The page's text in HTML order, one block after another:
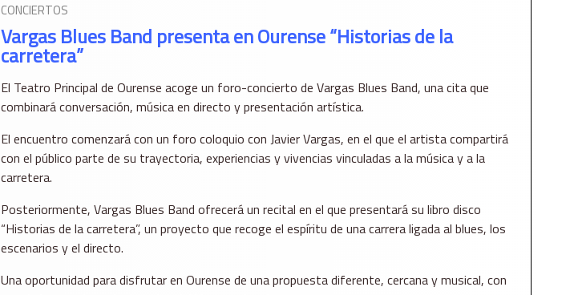
CONCIERTOS
Vargas Blues Band presenta en Ourense “Historias de la
carretera”
El Teatro Principal de Ourense acoge un foro-concierto de Vargas Blues Band, una cita que
combinará conversación, música en directo y presentación artística.
El encuentro comenzará con un foro coloquio con Javier Vargas, en el que el artista compartirá
con el público parte de su trayectoria, experiencias y vivencias vinculadas a la música y a la
carretera.
Posteriormente, Vargas Blues Band ofrecerá un recital en el que presentará su libro disco
“Historias de la carretera”, un proyecto que recoge el espíritu de una carrera ligada al blues, los
escenarios y el directo.
Una oportunidad para disfrutar en Ourense de una propuesta diferente, cercana y musical, con